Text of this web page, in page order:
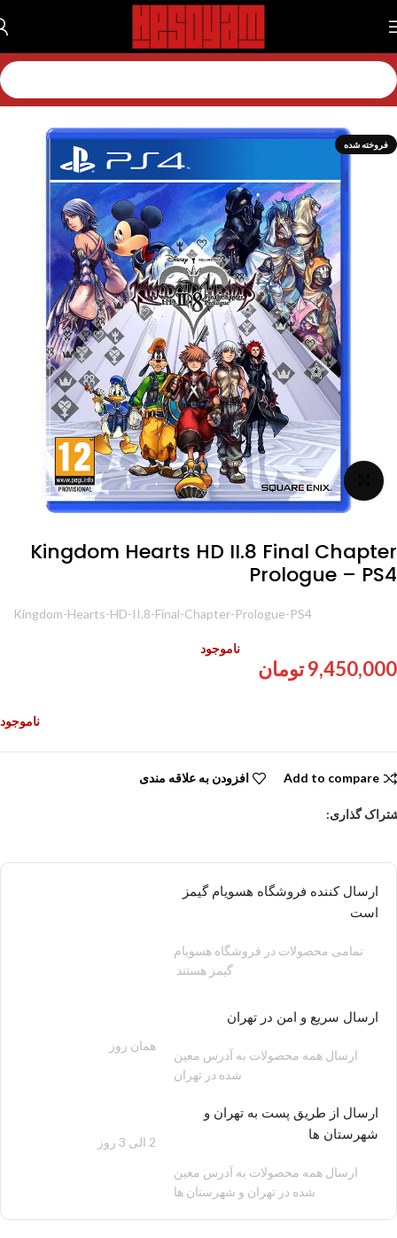
خانه بازی بازی پلی استیشن بازی پلی استیشن 4
فروخته شده
برای بزرگنمایی کلیک کنید
Kingdom Hearts HD II.8 Final Chapter
Prologue – PS4
Kingdom-Hearts-HD-II.8-Final-Chapter-Prologue-PS4
9,450,000تومان
ناموجود
ناموجود
Add to compare افزودن به علاقه مندی
گذاری:
ارسال کننده فروشگاه هسویام گیمز
است
تمامی محصولات در فروشگاه هسویام
گیمز هستند
ارسال سریع و امن در تهران
ارسال همه محصولات به آدرس معین
شده در تهران
همان روز
ارسال از طریق پست به تهران و
شهرستان ها
ارسال همه محصولات به آدرس معین
شده در تهران و شهرستان ها
2 الی 3 روز